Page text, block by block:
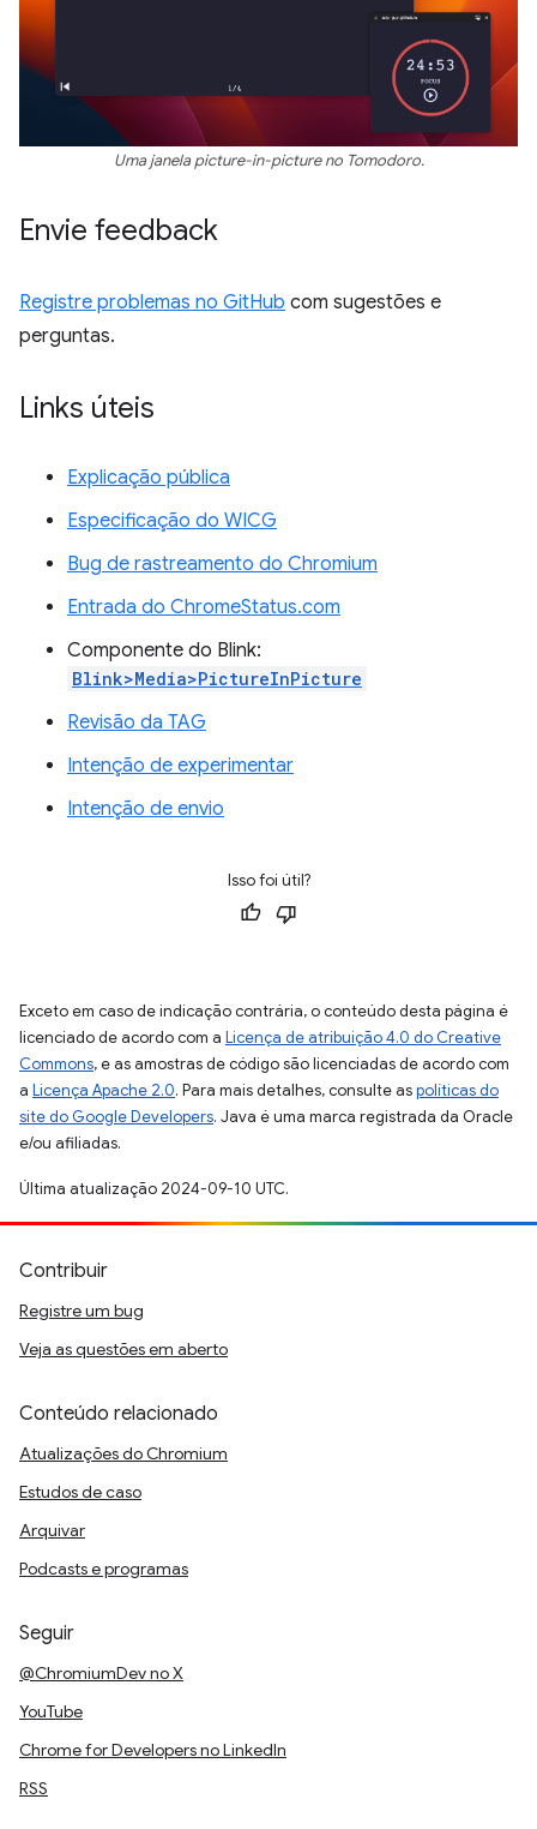
Uma janela picture-in-picture no Tomodoro.
Envie feedback
Registre problemas no GitHub com sugestões e
perguntas.
Links úteis
Explicação pública
Especificação do WICG
Bug de rastreamento do Chromium
Entrada do ChromeStatus.com
Componente do Blink:
Blink>Media>PictureInPicture
Revisão da TAG
Intenção de experimentar
Intenção de envio
Isso foi útil?
Exceto em caso de indicação contrária, o conteúdo desta página é
licenciado de acordo com a Licença de atribuição 4.0 do Creative
Commons, e as amostras de código são licenciadas de acordo com
a Licença Apache 2.0. Para mais detalhes, consulte aspolíticas do
site do Google Developers. Java é uma marca registrada da Oracle
e/ou afiliadas.
Última atualização 2024-09-10 UTC.
Contribuir
Registre um bug
Veja as questões em aberto
Conteúdo relacionado
Atualizações do Chromium
Estudos de caso
Arquivar
Podcasts e programas
Seguir
@ChromiumDev no X
YouTube
Chrome for Developers no LinkedIn
RSS